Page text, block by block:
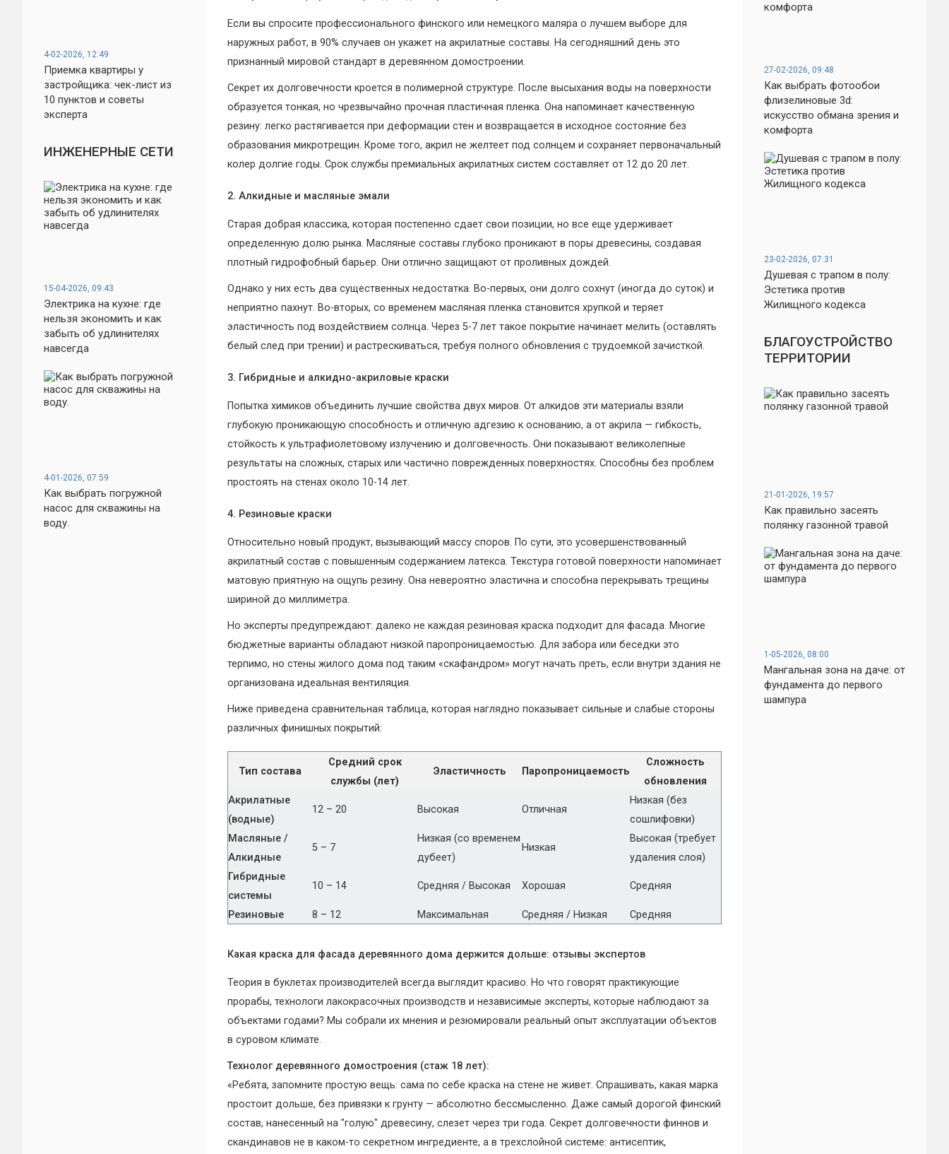
4-02-2026, 12:49
Приемка квартиры у
застройщика: чек-лист из
10 пунктов и советы
эксперта
ИНЖЕНЕРНЫЕ СЕТИ
15-04-2026, 09:43
Электрика на кухне: где
нельзя экономить и как
забыть об удлинителях
навсегда
4-01-2026, 07:59
Как выбрать погружной
насос для скважины на
воду.
Если вы спросите профессионального финского или немецкого маляра о лучшем выборе для
наружных работ, в 90% случаев он укажет на акрилатные составы. На сегодняшний день это
признанный мировой стандарт в деревянном домостроении.
Секрет их долговечности кроется в полимерной структуре. После высыхания воды на поверхности
образуется тонкая, но чрезвычайно прочная пластичная пленка. Она напоминает качественную
резину: легко растягивается при деформации стен и возвращается в исходное состояние без
образования микротрещин. Кроме того, акрил не желтеет под солнцем и сохраняет первоначальный
колер долгие годы. Срок службы премиальных акрилатных систем составляет от 12 до 20 лет.
2. Алкидные и масляные эмали
Старая добрая классика, которая постепенно сдает свои позиции, но все еще удерживает
определенную долю рынка. Масляные составы глубоко проникают в поры древесины, создавая
плотный гидрофобный барьер. Они отлично защищают от проливных дождей.
Однако у них есть два существенных недостатка. Во-первых, они долго сохнут (иногда до суток) и
неприятно пахнут. Во-вторых, со временем масляная пленка становится хрупкой и теряет
эластичность под воздействием солнца. Через 5-7 лет такое покрытие начинает мелить (оставлять
белый след при трении) и растрескиваться, требуя полного обновления с трудоемкой зачисткой.
3. Гибридные и алкидно-акриловые краски
Попытка химиков объединить лучшие свойства двух миров. От алкидов эти материалы взяли
глубокую проникающую способность и отличную адгезию к основанию, а от акрила — гибкость,
стойкость к ультрафиолетовому излучению и долговечность. Они показывают великолепные
результаты на сложных, старых или частично поврежденных поверхностях. Способны без проблем
простоять на стенах около 10-14 лет.
4. Резиновые краски
Относительно новый продукт, вызывающий массу споров. По сути, это усовершенствованный
акрилатный состав с повышенным содержанием латекса. Текстура готовой поверхности напоминает
матовую приятную на ощупь резину. Она невероятно эластична и способна перекрывать трещины
шириной до миллиметра.
Но эксперты предупреждают: далеко не каждая резиновая краска подходит для фасада. Многие
бюджетные варианты обладают низкой паропроницаемостью. Для забора или беседки это
терпимо, но стены жилого дома под таким «скафандром» могут начать преть, если внутри здания не
организована идеальная вентиляция.
Ниже приведена сравнительная таблица, которая наглядно показывает сильные и слабые стороны
различных финишных покрытий:
Тип состава
Средний срок
службы (лет)
Эластичность Паропроницаемость
Сложность
обновления
Акрилатные
(водные)
12 – 20 Высокая Отличная
Низкая (без
сошлифовки)
Масляные /
Алкидные
5 – 7
Низкая (со временем
дубеет)
Низкая
Высокая (требует
удаления слоя)
Гибридные
системы
10 – 14 Средняя / Высокая Хорошая Средняя
Резиновые 8 – 12 Максимальная Средняя / Низкая Средняя
Какая краска для фасада деревянного дома держится дольше: отзывы экспертов
Теория в буклетах производителей всегда выглядит красиво. Но что говорят практикующие
прорабы, технологи лакокрасочных производств и независимые эксперты, которые наблюдают за
объектами годами? Мы собрали их мнения и резюмировали реальный опыт эксплуатации объектов
в суровом климате.
Технолог деревянного домостроения (стаж 18 лет):
«Ребята, запомните простую вещь: сама по себе краска на стене не живет. Спрашивать, какая марка
простоит дольше, без привязки к грунту — абсолютно бессмысленно. Даже самый дорогой финский
состав, нанесенный на "голую" древесину, слезет через три года. Секрет долговечности финнов и
скандинавов не в каком-то секретном ингредиенте, а в трехслойной системе: антисептик,
27-02-2026, 09:48
Как выбрать фотообои
флизелиновые 3d:
искусство обмана зрения и
комфорта
23-02-2026, 07:31
Душевая с трапом в полу:
Эстетика против
Жилищного кодекса
БЛАГОУСТРОЙСТВО
ТЕРРИТОРИИ
21-01-2026, 19:57
Как правильно засеять
полянку газонной травой
1-05-2026, 08:00
Мангальная зона на даче: от
фундамента до первого
шампура